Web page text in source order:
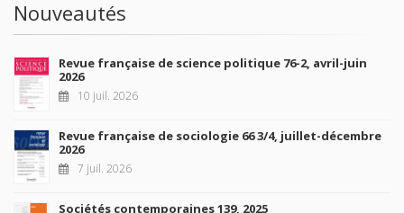
Nouveautés
Revue française de science politique 76-2, avril-juin
2026
10 juil. 2026
Revue française de sociologie 66 3/4, juillet-décembre
2026
7 juil. 2026
Sociétés contemporaines 139, 2025